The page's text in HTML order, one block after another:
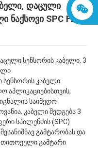
დაცული
ნაქსოვი SPC FEP
სენსორის კაბელი, 3
სენსორის კაბელი
აპლიკაციებისთვის,
საიმედო
კაბელი შედგება 3
სპილენძის (SPC)
გამტარობას და
თითოეული გამტარი